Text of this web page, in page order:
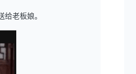
老板娘。